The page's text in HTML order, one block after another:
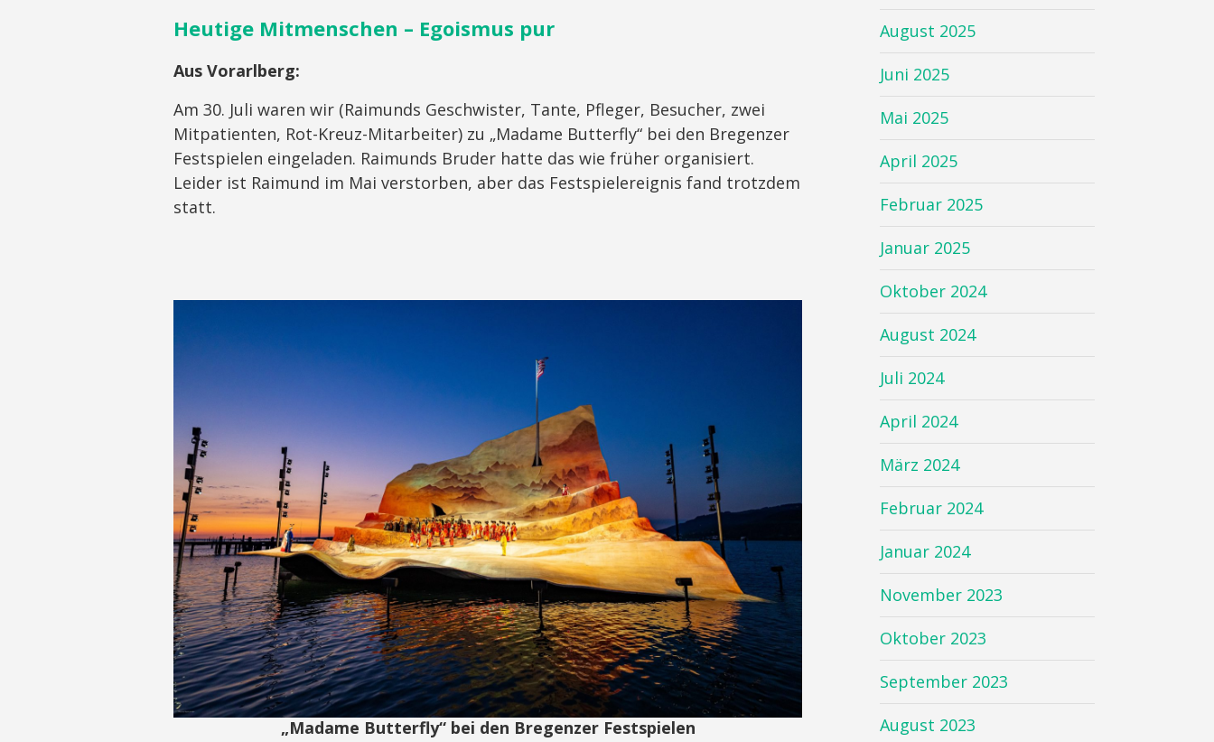
Heutige Mitmenschen – Egoismus pur
Aus Vorarlberg:
Am 30. Juli waren wir (Raimunds Geschwister, Tante, Pfleger, Besucher, zwei
Mitpatienten, Rot-Kreuz-Mitarbeiter) zu „Madame Butterfly“ bei den Bregenzer
Festspielen eingeladen. Raimunds Bruder hatte das wie früher organisiert.
Leider ist Raimund im Mai verstorben, aber das Festspielereignis fand trotzdem
statt.
„Madame Butterfly“ bei den Bregenzer Festspielen
August 2025
Juni 2025
Mai 2025
April 2025
Februar 2025
Januar 2025
Oktober 2024
August 2024
Juli 2024
April 2024
März 2024
Februar 2024
Januar 2024
November 2023
Oktober 2023
September 2023
August 2023